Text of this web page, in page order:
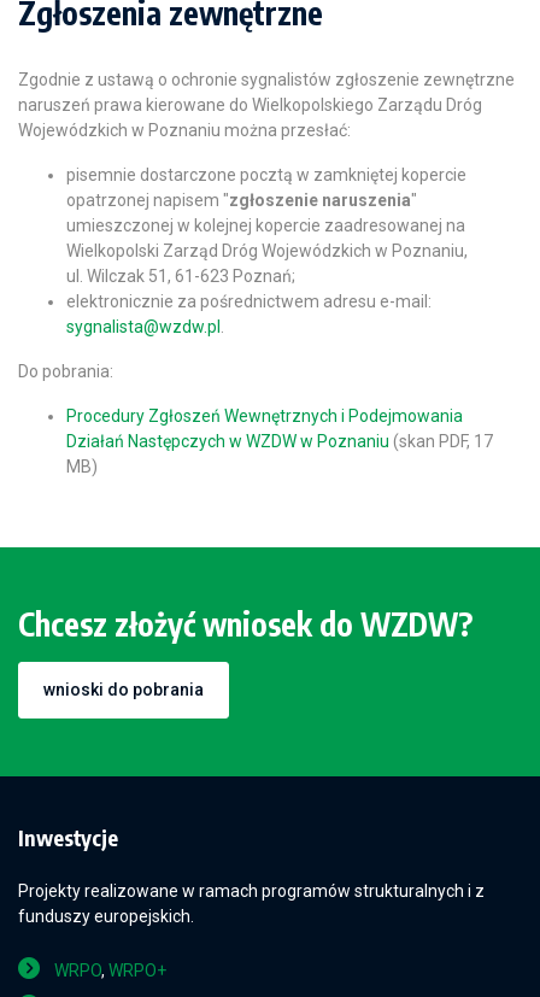
Zgłoszenia zewnętrzne
Zgodnie z ustawą o ochronie sygnalistów zgłoszenie zewnętrzne
naruszeń prawa kierowane do Wielkopolskiego Zarządu Dróg
Wojewódzkich w Poznaniu można przesłać:
pisemnie dostarczone pocztą w zamkniętej kopercie
opatrzonej napisem "zgłoszenie naruszenia"
umieszczonej w kolejnej kopercie zaadresowanej na
Wielkopolski Zarząd Dróg Wojewódzkich w Poznaniu,
ul. Wilczak 51, 61-623 Poznań;
elektronicznie za pośrednictwem adresu e-mail:
sygnalista@wzdw.pl
Do pobrania:
Procedury Zgłoszeń Wewnętrznych i Podejmowania
Działań Następczych w WZDW w Poznaniu (skan PDF, 17
MB)
Chcesz złożyć wniosek do WZDW?
wnioski do pobrania
Inwestycje
Projekty realizowane w ramach programów strukturalnych i z
funduszy europejskich.
WRPO, WRPO+